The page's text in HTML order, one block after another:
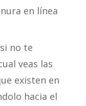
no te
veas las
existen en
hacia el